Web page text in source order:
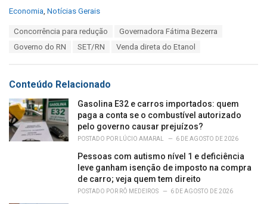
C
i
e
s
:
Economia, Notícias Gerais
Concorrência para redução
Governadora Fátima Bezerra
Governo do RN
SET/RN Venda direta do Etanol
Conteúdo Relacionado
Gasolina E32 e carros importados: quem
paga a conta se o combustível autorizado
pelo governo causar prejuízos?
POSTADO POR LÚCIO AMARAL 6 DE AGOSTO DE 2026
Pessoas com autismo nível 1 e deficiência
leve ganham isenção de imposto na compra
de carro; veja quem tem direito
POSTADO POR RÔ MEDEIROS 6 DE AGOSTO DE 2026